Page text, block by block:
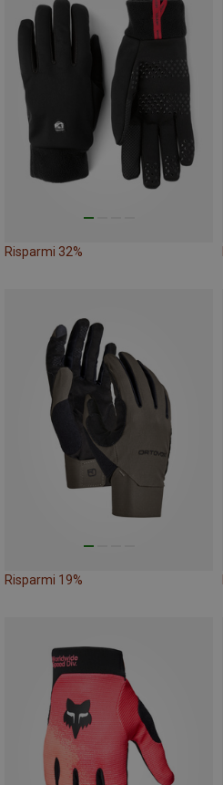
Risparmi 32%
Risparmi 19%